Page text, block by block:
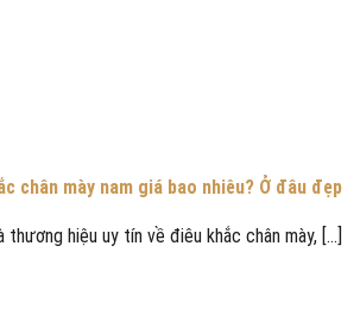
chân mày nam giá bao nhiêu? Ở đâu đẹp
thương hiệu uy tín về điêu khắc chân mày, [...]